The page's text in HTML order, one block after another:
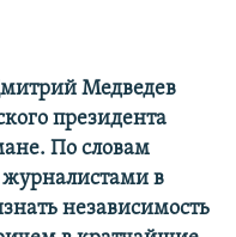
Медведев
президента
По словам
в
независимость